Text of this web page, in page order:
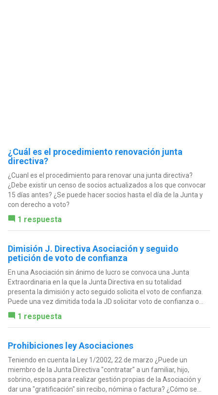
¿Cuál es el procedimiento renovación junta
directiva?
¿Cuanl es el procedimiento para renovar una junta directiva?
¿Debe existir un censo de socios actualizados a los que convocar
15 días antes? ¿Se puede hacer socios hasta el día de la Junta y
con derecho a voto?
1 respuesta
Dimisión J. Directiva Asociación y seguido
petición de voto de confianza
En una Asociación sin ánimo de lucro se convoca una Junta
Extraordinaria en la que la Junta Directiva en su totalidad
presenta la dimisión y acto seguido solicita el voto de confianza.
Puede una vez dimitida toda la JD solicitar voto de confianza o...
1 respuesta
Prohibiciones ley Asociaciones
Teniendo en cuenta la Ley 1/2002, 22 de marzo ¿Puede un
miembro de la Junta Directiva "contratar" a un familiar, hijo,
sobrino, esposa para realizar gestión propias de la Asociación y
dar una "gratificación" sin recibo, nómina o factura? ¿Cómo se...